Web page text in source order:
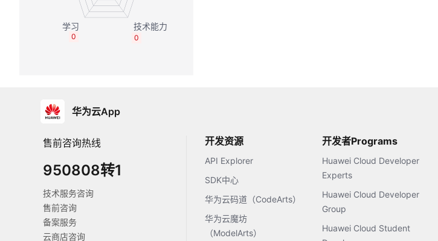
0
0
华为云App
售前咨询热线
950808转1
技术服务咨询
售前咨询
备案服务
云商店咨询
开发资源
API Explorer
SDK中心
华为云码道（CodeArts）
华为云魔坊
（ModelArts）
开发者Programs
Huawei Cloud Developer
Experts
Huawei Cloud Developer
Group
Huawei Cloud Student